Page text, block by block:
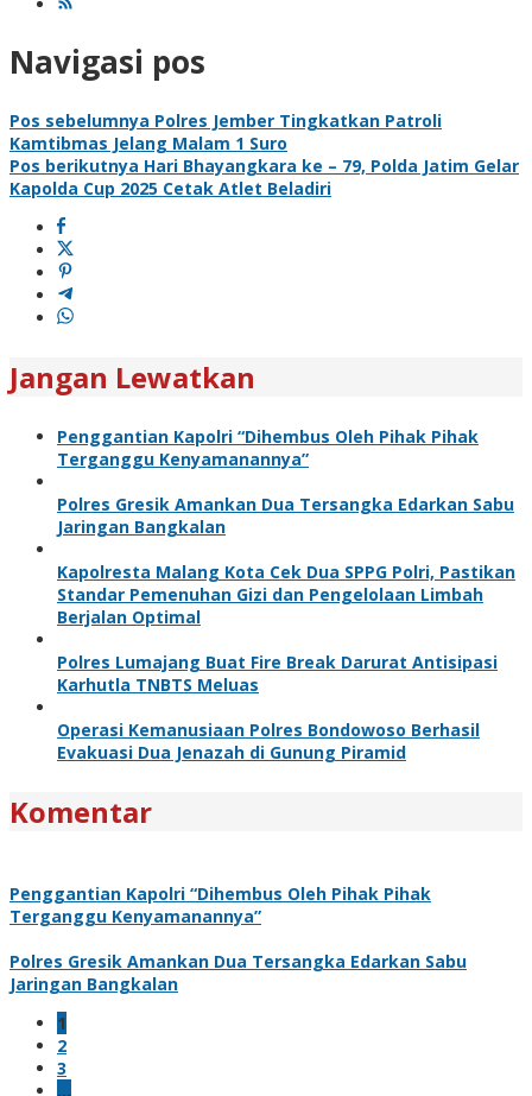
Navigasi pos
Pos sebelumnya Polres Jember Tingkatkan Patroli
Kamtibmas Jelang Malam 1 Suro
Pos berikutnya Hari Bhayangkara ke – 79, Polda Jatim Gelar
Kapolda Cup 2025 Cetak Atlet Beladiri
Jangan Lewatkan
Penggantian Kapolri “Dihembus Oleh Pihak Pihak
Terganggu Kenyamanannya”
Polres Gresik Amankan Dua Tersangka Edarkan Sabu
Jaringan Bangkalan
Kapolresta Malang Kota Cek Dua SPPG Polri, Pastikan
Standar Pemenuhan Gizi dan Pengelolaan Limbah
Berjalan Optimal
Polres Lumajang Buat Fire Break Darurat Antisipasi
Karhutla TNBTS Meluas
Operasi Kemanusiaan Polres Bondowoso Berhasil
Evakuasi Dua Jenazah di Gunung Piramid
Komentar
Penggantian Kapolri “Dihembus Oleh Pihak Pihak
Terganggu Kenyamanannya”
Polres Gresik Amankan Dua Tersangka Edarkan Sabu
Jaringan Bangkalan
1
2
3
…